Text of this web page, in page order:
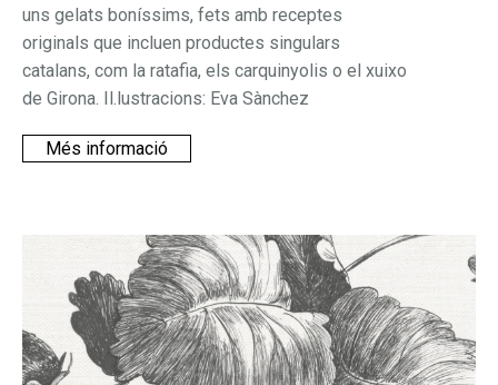
uns gelats boníssims, fets amb receptes
originals que incluen productes singulars
catalans, com la ratafia, els carquinyolis o el xuixo
de Girona. Il.lustracions: Eva Sànchez
Més informació